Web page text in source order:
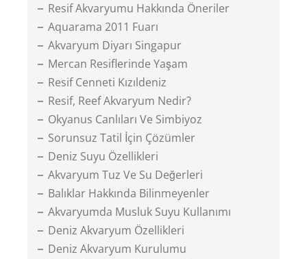
Resif Akvaryumu Hakkında Öneriler
Aquarama 2011 Fuarı
Akvaryum Diyarı Singapur
Mercan Resiflerinde Yaşam
Resif Cenneti Kızıldeniz
Resif, Reef Akvaryum Nedir?
Okyanus Canlıları Ve Simbiyoz
Sorunsuz Tatil İçin Çözümler
Deniz Suyu Özellikleri
Akvaryum Tuz Ve Su Değerleri
Balıklar Hakkında Bilinmeyenler
Akvaryumda Musluk Suyu Kullanımı
Deniz Akvaryum Özellikleri
Deniz Akvaryum Kurulumu